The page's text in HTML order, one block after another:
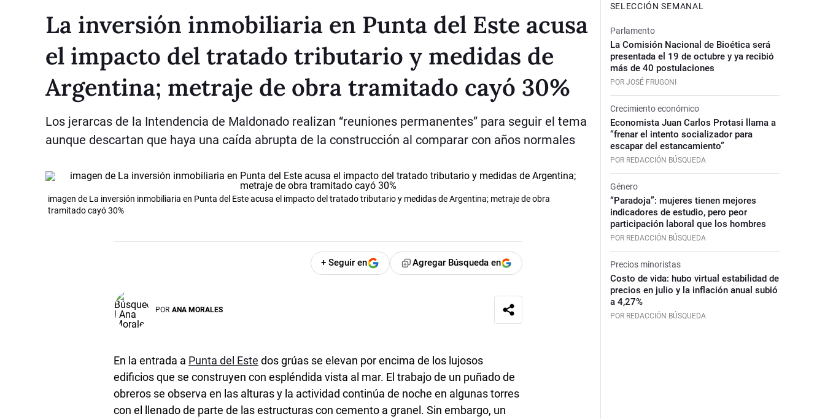
La inversión inmobiliaria en Punta del Este acusa
el impacto del tratado tributario y medidas de
Argentina; metraje de obra tramitado cayó 30%
Los jerarcas de la Intendencia de Maldonado realizan “reuniones permanentes” para seguir el tema
aunque descartan que haya una caída abrupta de la construcción al comparar con años normales
imagen de La inversión inmobiliaria en Punta del Este acusa el impacto del tratado tributario y medidas de Argentina; metraje de obra
tramitado cayó 30%
+ Seguir en Agregar Búsqueda en
POR ANA MORALES
En la entrada a Punta del Este dos grúas se elevan por encima de los lujosos
edificios que se construyen con espléndida vista al mar. El trabajo de un puñado de
obreros se observa en las alturas y la actividad continúa de noche en algunas torres
con el llenado de parte de las estructuras con cemento a granel. Sin embargo, un
SELECCIÓN SEMANAL
Parlamento
La Comisión Nacional de Bioética será
presentada el 19 de octubre y ya recibió
más de 40 postulaciones
POR JOSÉ FRUGONI
Crecimiento económico
Economista Juan Carlos Protasi llama a
“frenar el intento socializador para
escapar del estancamiento”
POR REDACCIÓN BÚSQUEDA
Género
“Paradoja”: mujeres tienen mejores
indicadores de estudio, pero peor
participación laboral que los hombres
POR REDACCIÓN BÚSQUEDA
Precios minoristas
Costo de vida: hubo virtual estabilidad de
precios en julio y la inflación anual subió
a 4,27%
POR REDACCIÓN BÚSQUEDA